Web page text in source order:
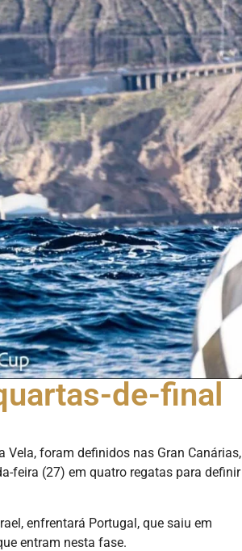
de-final
Vela, foram definidos nas Gran Canárias,
feira (27) em quatro regatas para definir
enfrentará Portugal, que saiu em
entram nesta fase.